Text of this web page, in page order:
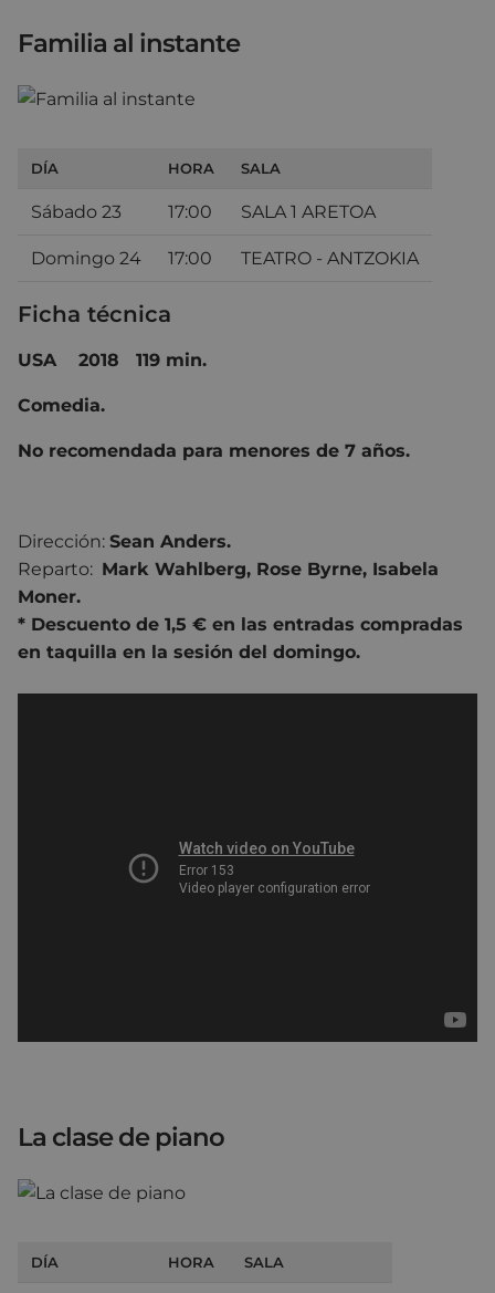
Familia al instante
DÍA HORA SALA
Sábado 23 17:00 SALA 1 ARETOA
Domingo 24 17:00 TEATRO - ANTZOKIA
Ficha técnica
USA 2018 119 min.
Comedia.
No recomendada para menores de 7 años.
Dirección: Sean Anders.
Reparto: Mark Wahlberg, Rose Byrne, Isabela
Moner.
* Descuento de 1,5 € en las entradas compradas
en taquilla en la sesión del domingo.
La clase de piano
DÍA HORA SALA